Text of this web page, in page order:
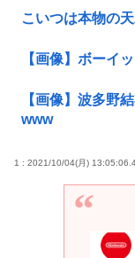
こいつは本物の
【画像】ボーイ
【画像】波多野
www
1 : 2021/10/04(月)